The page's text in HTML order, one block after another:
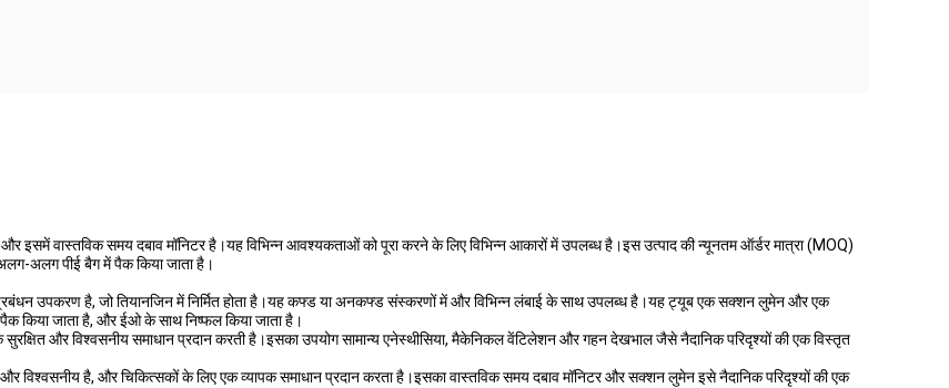
इसमें वास्तविक समय दबाव मॉनिटर है।यह विभिन्न आवश्यकताओं को पूरा करने के लिए विभिन्न आकारों में उपलब्ध है।इस उत्पाद की न्यूनतम ऑर्डर मात्रा (MOQ)
अलग पीई बैग में पैक किया जाता है।
उपकरण है, जो तियानजिन में निर्मित होता है।यह कफ्ड या अनकफ्ड संस्करणों में और विभिन्न लंबाई के साथ उपलब्ध है।यह ट्यूब एक सक्शन लुमेन और एक
किया जाता है, और ईओ के साथ निष्फल किया जाता है।
और विश्वसनीय समाधान प्रदान करती है।इसका उपयोग सामान्य एनेस्थीसिया, मैकेनिकल वेंटिलेशन और गहन देखभाल जैसे नैदानिक ​​परिदृश्यों की एक विस्तृत
विश्वसनीय है, और चिकित्सकों के लिए एक व्यापक समाधान प्रदान करता है।इसका वास्तविक समय दबाव मॉनिटर और सक्शन लुमेन इसे नैदानिक ​​​​परिदृश्यों की एक